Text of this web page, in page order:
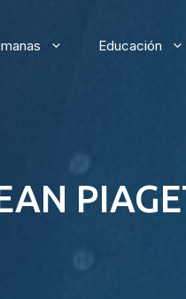
Educación